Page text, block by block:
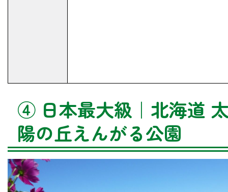
④ 日本最大級｜北海道
陽の丘えんがる公園